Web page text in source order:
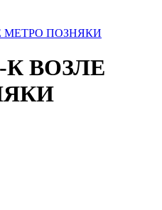
МЕТРО ПОЗНЯКИ
ВОЗЛЕ